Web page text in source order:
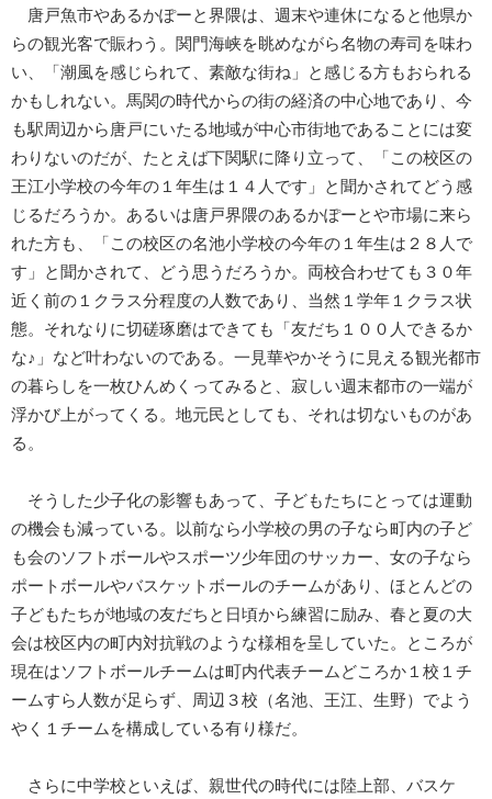
唐戸魚市やあるかぽーと界隈は、週末や連休になると他県か
らの観光客で賑わう。関門海峡を眺めながら名物の寿司を味わ
い、「潮風を感じられて、素敵な街ね」と感じる方もおられる
かもしれない。馬関の時代からの街の経済の中心地であり、今
も駅周辺から唐戸にいたる地域が中心市街地であることには変
わりないのだが、たとえば下関駅に降り立って、「この校区の
王江小学校の今年の１年生は１４人です」と聞かされてどう感
じるだろうか。あるいは唐戸界隈のあるかぽーとや市場に来ら
れた方も、「この校区の名池小学校の今年の１年生は２８人で
す」と聞かされて、どう思うだろうか。両校合わせても３０年
近く前の１クラス分程度の人数であり、当然１学年１クラス状
態。それなりに切磋琢磨はできても「友だち１００人できるか
な♪」など叶わないのである。一見華やかそうに見える観光都市
の暮らしを一枚ひんめくってみると、寂しい週末都市の一端が
浮かび上がってくる。地元民としても、それは切ないものがあ
る。
そうした少子化の影響もあって、子どもたちにとっては運動
の機会も減っている。以前なら小学校の男の子なら町内の子ど
も会のソフトボールやスポーツ少年団のサッカー、女の子なら
ポートボールやバスケットボールのチームがあり、ほとんどの
子どもたちが地域の友だちと日頃から練習に励み、春と夏の大
会は校区内の町内対抗戦のような様相を呈していた。ところが
現在はソフトボールチームは町内代表チームどころか１校１チ
ームすら人数が足らず、周辺３校（名池、王江、生野）でよう
やく１チームを構成している有り様だ。
さらに中学校といえば、親世代の時代には陸上部、バスケ